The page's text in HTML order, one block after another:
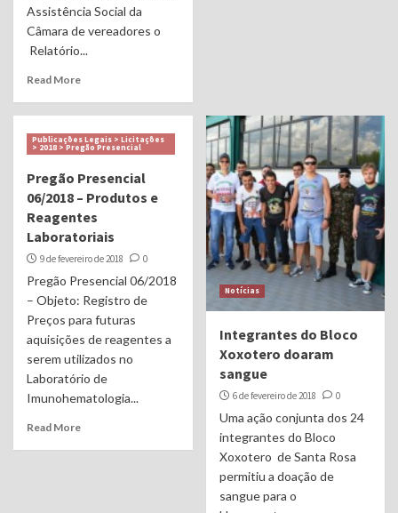
Assistência Social da
Câmara de vereadores o
Relatório...
Read More
Publicações Legais > Licitações
> 2018 > Pregão Presencial
Pregão Presencial
06/2018 – Produtos e
Reagentes
Laboratoriais
9 de fevereiro de 2018 0
Pregão Presencial 06/2018
– Objeto: Registro de
Preços para futuras
aquisições de reagentes a
serem utilizados no
Laboratório de
Imunohematologia...
Read More
Notícias
Integrantes do Bloco
Xoxotero doaram
sangue
6 de fevereiro de 2018 0
Uma ação conjunta dos 24
integrantes do Bloco
Xoxotero de Santa Rosa
permitiu a doação de
sangue para o